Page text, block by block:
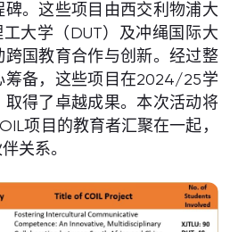
碑。这些项目由西交利物浦大
大学（DUT）及冲绳国际大
国教育合作与创新。经过整
备，这些项目在2024/25学
得了卓越成果。本次活动将
项目的教育者汇聚在一起，
关系。